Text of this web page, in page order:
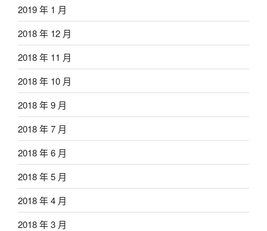
2019 年 1 月
2018 年 12 月
2018 年 11 月
2018 年 10 月
2018 年 9 月
2018 年 7 月
2018 年 6 月
2018 年 5 月
2018 年 4 月
2018 年 3 月